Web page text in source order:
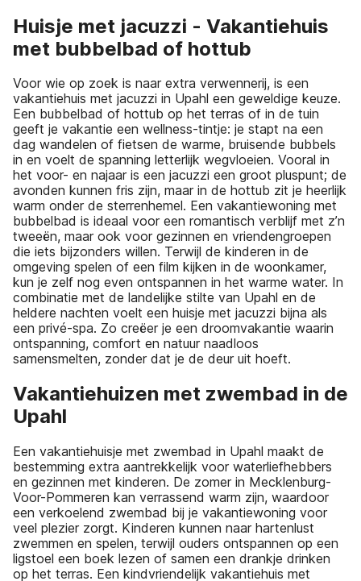
Huisje met jacuzzi - Vakantiehuis
met bubbelbad of hottub
Voor wie op zoek is naar extra verwennerij, is een
vakantiehuis met jacuzzi in Upahl een geweldige keuze.
Een bubbelbad of hottub op het terras of in de tuin
geeft je vakantie een wellness-tintje: je stapt na een
dag wandelen of fietsen de warme, bruisende bubbels
in en voelt de spanning letterlijk wegvloeien. Vooral in
het voor- en najaar is een jacuzzi een groot pluspunt; de
avonden kunnen fris zijn, maar in de hottub zit je heerlijk
warm onder de sterrenhemel. Een vakantiewoning met
bubbelbad is ideaal voor een romantisch verblijf met z’n
tweeën, maar ook voor gezinnen en vriendengroepen
die iets bijzonders willen. Terwijl de kinderen in de
omgeving spelen of een film kijken in de woonkamer,
kun je zelf nog even ontspannen in het warme water. In
combinatie met de landelijke stilte van Upahl en de
heldere nachten voelt een huisje met jacuzzi bijna als
een privé-spa. Zo creëer je een droomvakantie waarin
ontspanning, comfort en natuur naadloos
samensmelten, zonder dat je de deur uit hoeft.
Vakantiehuizen met zwembad in de
Upahl
Een vakantiehuisje met zwembad in Upahl maakt de
bestemming extra aantrekkelijk voor waterliefhebbers
en gezinnen met kinderen. De zomer in Mecklenburg-
Voor-Pommeren kan verrassend warm zijn, waardoor
een verkoelend zwembad bij je vakantiewoning voor
veel plezier zorgt. Kinderen kunnen naar hartenlust
zwemmen en spelen, terwijl ouders ontspannen op een
ligstoel een boek lezen of samen een drankje drinken
op het terras. Een kindvriendelijk vakantiehuis met